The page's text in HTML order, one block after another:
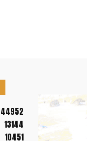
44952
13144
10451